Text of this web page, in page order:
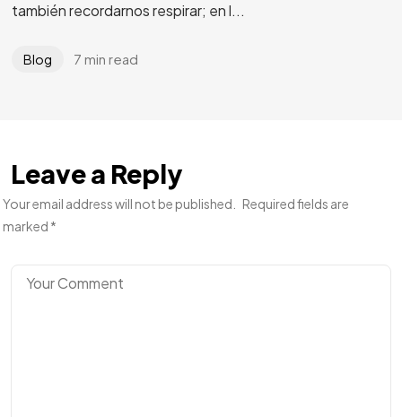
también recordarnos respirar; en l...
Blog 7 min read
Leave a Reply
Your email address will not be published.
Required fields are
marked *